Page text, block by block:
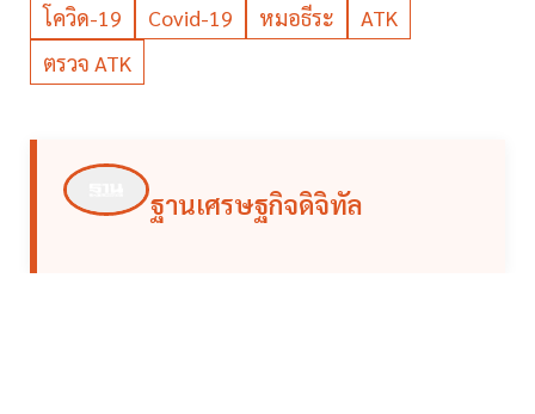
โควิด-19
Covid-19 หมอธีระ
ATK
ตรวจ ATK
ฐานเศรษฐกิจดิจิทัล